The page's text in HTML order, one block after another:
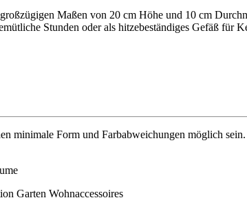
Maßen von 20 cm Höhe und 10 cm
Stunden oder als hitzebeständiges Gefäß für
minimale Form und Farbabweichungen möglich
Garten Wohnaccessoires